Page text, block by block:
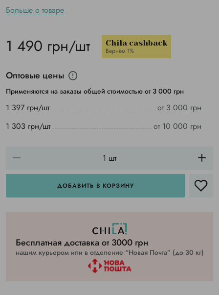
Больше о товаре
1 490 грн/шт Chila cashback
Вернём 1%
Оптовые цены
Применяются на заказы общей стоимостью от 3 000 грн
1 397 грн/шт
от 3 000 грн
1 303 грн/шт
от 10 000 грн
ДОБАВИТЬ В КОРЗИНУ
Бесплатная доставка от 3000 грн
нашим курьером или в отделение “Новая Почта” (до 30 кг)